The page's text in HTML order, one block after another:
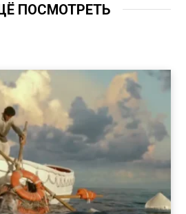
ПОСМОТРЕТЬ